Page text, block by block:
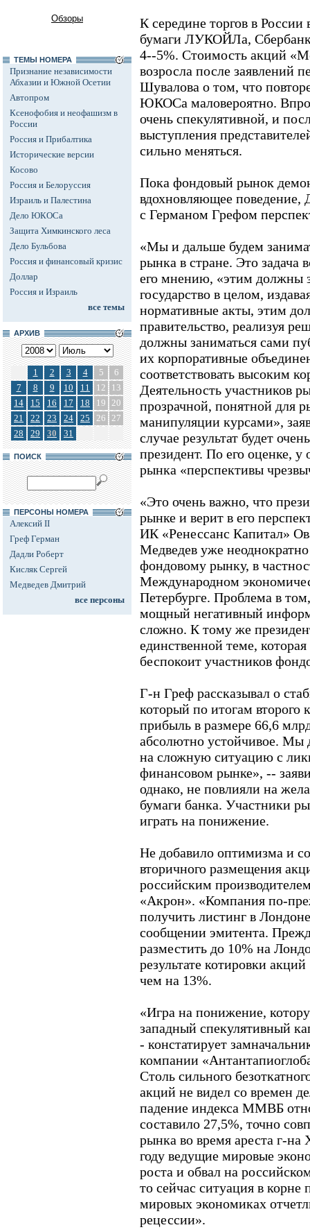
Обзоры
ТЕМЫ НОМЕРА
Признание независимости
Абхазии и Южной Осетии
Автопром
Ксенофобия и неофашизм в
России
Россия и Прибалтика
Исторические версии
Косово
Россия и Белоруссия
Израиль и Палестина
Дело ЮКОСа
Защита Химкинского леса
Дело Бульбова
Россия и финансовый кризис
Доллар
Россия и Израиль
все темы
АРХИВ
1 2 3 4 5
6
7
8 9 10 11 12
13
14
15 16 17 18 19 20
21
22 23 24 25 26 27
28
29 30 31
ПОИСК
ПЕРСОНЫ НОМЕРА
Алексий II
Греф Герман
Дадли Роберт
Кисляк Сергей
Медведев Дмитрий
все персоны
К середине торгов в России
бумаги ЛУКОЙЛа,
4--5%. Стоимость акций
возросла после заявлений
Шувалова о том, что
ЮКОСа маловероятно.
очень спекулятивной, и
выступления
сильно меняться.
Пока фондовый рынок
вдохновляющее
с Германом Грефом
«Мы и дальше будем
рынка в стране. Это задача
его мнению, «этим должны
государство в целом,
нормативные акты, этим
правительство, реализуя
должны заниматься сами
их корпоративные
соответствовать высоким
Деятельность участников
прозрачной, понятной для
манипуляции курсами»,
случае результат будет
президент. По его оценке, у
рынка «перспективы
«Это очень важно, что
рынке и верит в его
ИК «Ренессанс Капитал»
Медведев уже
фондовому рынку, в
Международном
Петербурге. Проблема в
мощный негативный
сложно. К тому же
единственной теме,
беспокоит участников
Г-н Греф рассказывал о
который по итогам второго
прибыль в размере 66,6
абсолютно устойчивое. Мы
на сложную ситуацию с
финансовом рынке», --
однако, не повлияли на
бумаги банка. Участники
играть на понижение.
Не добавило оптимизма и
вторичного размещения
российским
«Акрон». «Компания по-
получить листинг в
сообщении эмитента.
разместить до 10% на
результате котировки
чем на 13%.
«Игра на понижение,
западный спекулятивный
- констатирует
компании
Столь сильного
акций не видел со времен
падение индекса ММВБ
составило 27,5%, точно
рынка во время ареста г-на
году ведущие мировые
роста и обвал на
то сейчас ситуация в
мировых экономиках
рецессии».